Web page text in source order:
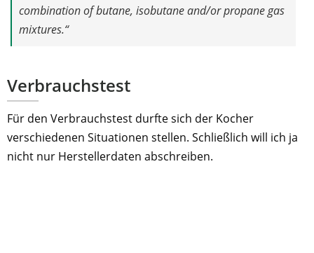
combination of butane, isobutane and/or propane gas
mixtures.“
Verbrauchstest
Für den Verbrauchstest durfte sich der Kocher
verschiedenen Situationen stellen. Schließlich will ich ja
nicht nur Herstellerdaten abschreiben.